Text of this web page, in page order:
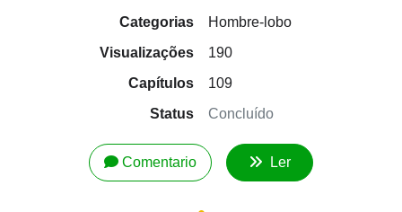
Categorias
Hombre-lobo
Visualizações
190
Capítulos
109
Status
Concluído
Comentario Ler